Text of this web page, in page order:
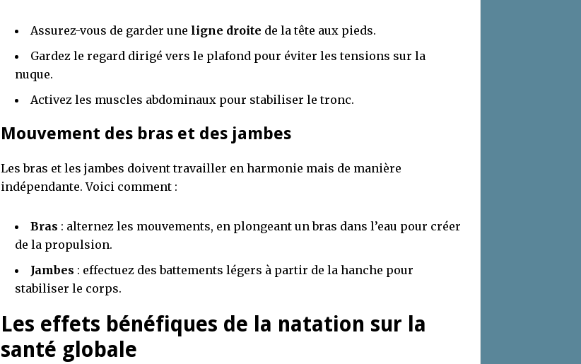
Assurez-vous de garder une ligne droite de la tête aux pieds.
Gardez le regard dirigé vers le plafond pour éviter les tensions sur la
nuque.
Activez les muscles abdominaux pour stabiliser le tronc.
Mouvement des bras et des jambes
Les bras et les jambes doivent travailler en harmonie mais de manière
indépendante. Voici comment :
Bras : alternez les mouvements, en plongeant un bras dans l’eau pour créer
de la propulsion.
Jambes : effectuez des battements légers à partir de la hanche pour
stabiliser le corps.
Les effets bénéfiques de la natation sur la
santé globale